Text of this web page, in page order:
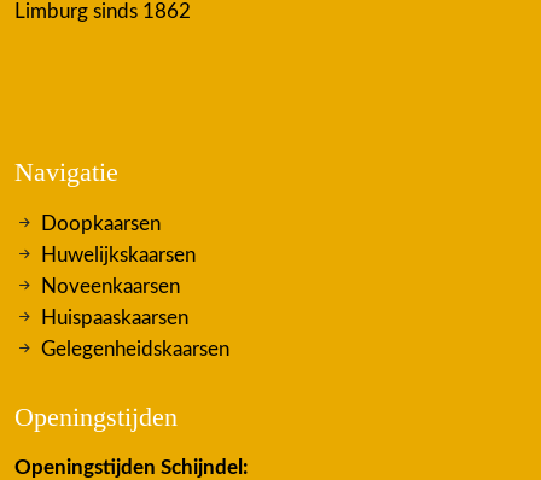
Limburg sinds 1862
Navigatie
Doopkaarsen
Huwelijkskaarsen
Noveenkaarsen
Huispaaskaarsen
Gelegenheidskaarsen
Openingstijden
Openingstijden Schijndel: